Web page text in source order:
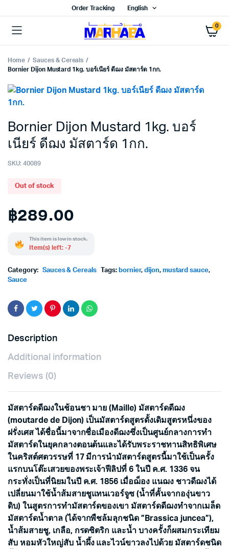
Order Tracking English
0
Home
Sauces & Cereals
Bornier Dijon Mustard 1kg. บอร์เนียร์ ดีฌง มัสตาร์ด 1กก.
Bornier Dijon Mustard 1kg. บอร์
เนียร์ ดีฌง มัสตาร์ด 1กก.
SKU: 40089
Out of stock
฿289.00
This item is low in stock.
Item(s) left: -7
Category: Sauces & Cereals Tags: bornier, dijon, mustard sauce,
Sauce
Description
Additional information
Reviews (0)
มัสตาร์ดดีฌงในช้อนชา มาย (Maille) มัสตาร์ดดีฌง
(moutarde de Dijon) เป็นมัสตาร์ดสูตรดั้งเดิมสูตรหนึ่งของ
ฝรั่งเศส ได้ชื่อนี้มาจากชื่อเมืองดีฌงซึ่งเป็นศูนย์กลางการทำ
มัสตาร์ดในยุคกลางตอนต้นและได้รับพระราชทานสิทธิพิเศษ
ในคริสต์ศตวรรษที่ 17 มีการนำมัสตาร์ดสูตรนี้มาใช้เป็นครั้ง
แรกบนโต๊ะเสวยของพระเจ้าฟีลิปที่ 6 ในปี ค.ศ. 1336 จน
กระทั่งเป็นที่นิยมในปี ค.ศ. 1856 เมื่อฌ็อง แนฌง ชาวดีฌงได้
เปลี่ยนมาใช้น้ำส้มสายชูแทนเวอร์จูซ (น้ำที่คั้นจากองุ่นขาว
ดิบ) ในสูตรการทำมัสตาร์ดของเขา มัสตาร์ดดีฌงทำจากเมล็ด
มัสตาร์ดน้ำตาล (ได้จากพืชล้มลุกชนิด ”Brassica juncea”),
น้ำส้มสายชู, เกลือ, กรดซิตริก และน้ำ บางครั้งก็ผสมกระเทียม
สับ หอมหัวใหญ่สับ น้ำผึ้ง และไวน์ขาวลงไปด้วย มัสตาร์ดชนิด